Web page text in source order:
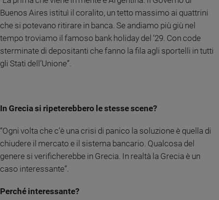
Chi
Registrati
Redazione
Social
Buenos Aires istituì il coralito, un tetto massimo ai quattrini
che si potevano ritirare in banca. Se andiamo più giù nel
tempo troviamo il famoso bank holiday del ’29. Con code
sterminate di depositanti che fanno la fila agli sportelli in tutti
gli Stati dell’Unione”.
In Grecia si ripeterebbero le stesse scene?
“Ogni volta che c’è una crisi di panico la soluzione è quella di
chiudere il mercato e il sistema bancario. Qualcosa del
genere si verificherebbe in Grecia. In realtà la Grecia è un
caso interessante”.
Perché interessante?